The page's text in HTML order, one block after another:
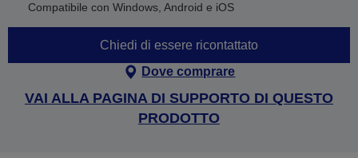
Compatibile con Windows, Android e iOS
Chiedi di essere ricontattato
Dove comprare
VAI ALLA PAGINA DI SUPPORTO DI QUESTO
PRODOTTO